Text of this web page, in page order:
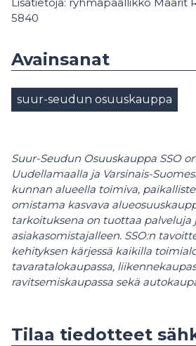
5840
Avainsanat
suur-seudun osuuskauppa
Suur-Seudun Osuuskauppa SSO
Uudellamaalla ja Varsinais-
kunnan alueella toimiva,
omistama kasvava
tarkoituksena on tuottaa palveluja
asiakasomistajalleen. SSO:n
kehityksen kärjessä kaikilla
tavaratalokaupassa,
ravitsemiskaupassa sekä
Tilaa tiedotteet